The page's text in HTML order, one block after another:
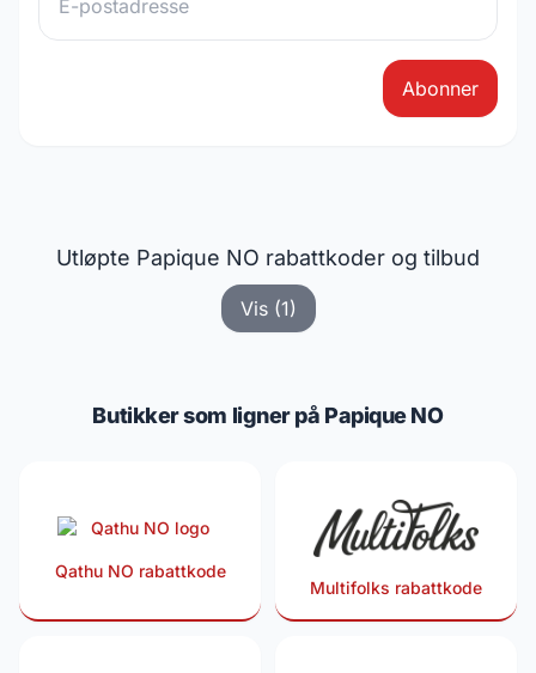
Abonner
Utløpte Papique NO rabattkoder og tilbud
Vis (1)
Butikker som ligner på Papique NO
Qathu NO rabattkode
Multifolks rabattkode